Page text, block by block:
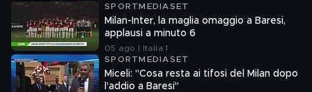
SPORTMEDIASET
Milan-Inter, la maglia omaggio a Baresi,
applausi a minuto 6
05 ago | Italia 1
SPORTMEDIASET
Miceli: "Cosa resta ai tifosi del Milan dopo
l'addio a Baresi"